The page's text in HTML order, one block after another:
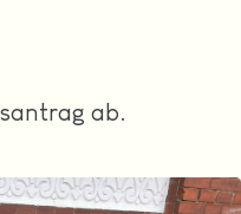
ab.